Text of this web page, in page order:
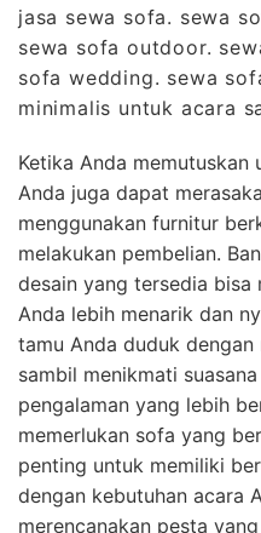
jasa sewa sofa. sewa
sewa sofa outdoor.
sofa wedding. sewa
minimalis untuk acara
Ketika Anda memutuskan
Anda juga dapat
menggunakan furnitur
melakukan pembelian.
desain yang tersedia bisa
Anda lebih menarik dan
tamu Anda duduk
sambil menikmati
pengalaman yang lebih
memerlukan sofa yang
penting untuk memiliki
dengan kebutuhan acara
merencanakan pesta